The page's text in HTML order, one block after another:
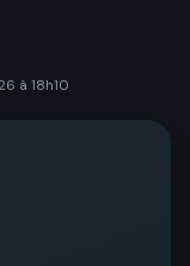
à 18h10